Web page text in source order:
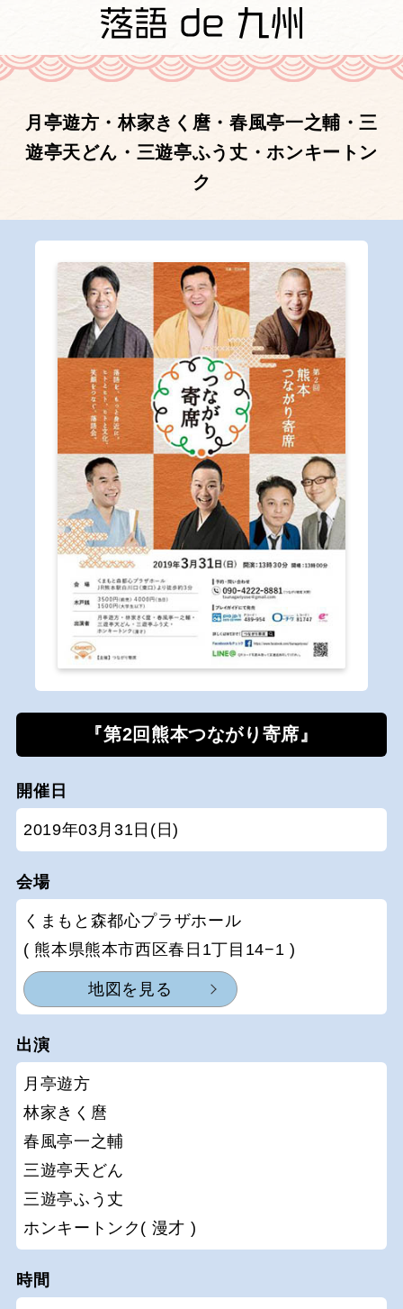
月亭遊方・林家きく麿・春風亭一之輔・三
遊亭天どん・三遊亭ふう丈・ホンキートン
ク
『第2回熊本つながり寄席』
開催日
2019年03月31日(日)
会場
くまもと森都心プラザホール
( 熊本県熊本市西区春日1丁目14−1 )
地図を見る
出演
月亭遊方
林家きく麿
春風亭一之輔
三遊亭天どん
三遊亭ふう丈
ホンキートンク( 漫才 )
時間